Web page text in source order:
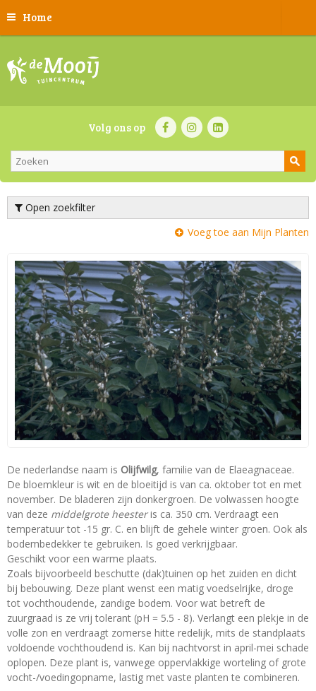
Home
Volg ons op
Open zoekfilter
Voeg toe aan Mijn Planten
De nederlandse naam is Olijfwilg, familie van de Elaeagnaceae.
De bloemkleur is wit en de bloeitijd is van ca. oktober tot en met
november. De bladeren zijn donkergroen. De volwassen hoogte
van deze middelgrote heesteris ca. 350 cm. Verdraagt een
temperatuur tot -15 gr. C. en blijft de gehele winter groen. Ook als
bodembedekker te gebruiken. Is goed verkrijgbaar.
Geschikt voor een warme plaats.
Zoals bijvoorbeeld beschutte (dak)tuinen op het zuiden en dicht
bij bebouwing. Deze plant wenst een matig voedselrijke, droge
tot vochthoudende, zandige bodem. Voor wat betreft de
zuurgraad is ze vrij tolerant (pH = 5.5 - 8). Verlangt een plekje in de
volle zon en verdraagt zomerse hitte redelijk, mits de standplaats
voldoende vochthoudend is. Kan bij nachtvorst in april-mei schade
oplopen. Deze plant is, vanwege oppervlakkige worteling of grote
vocht-/voedingopname, lastig met vaste planten te combineren.